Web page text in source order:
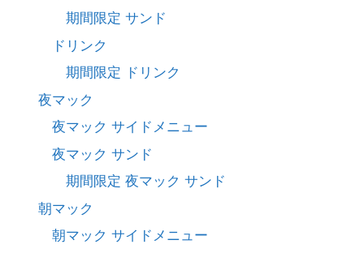
期間限定 サンド
ドリンク
期間限定 ドリンク
夜マック
夜マック サイドメニュー
夜マック サンド
期間限定 夜マック サンド
朝マック
朝マック サイドメニュー